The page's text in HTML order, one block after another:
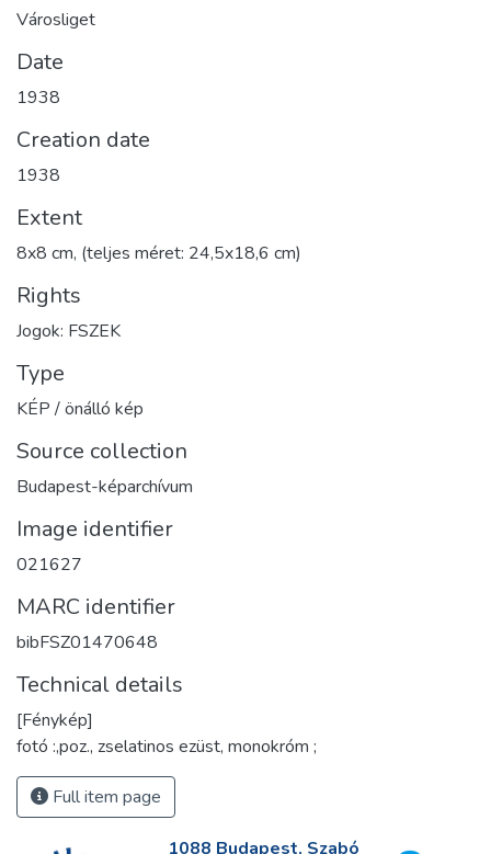
Városliget
Date
1938
Creation date
1938
Extent
8x8 cm, (teljes méret: 24,5x18,6 cm)
Rights
Jogok: FSZEK
Type
KÉP / önálló kép
Source collection
Budapest-képarchívum
Image identifier
021627
MARC identifier
bibFSZ01470648
Technical details
[Fénykép]
fotó :,poz., zselatinos ezüst, monokróm ;
Full item page
1088 Budapest, Szabó